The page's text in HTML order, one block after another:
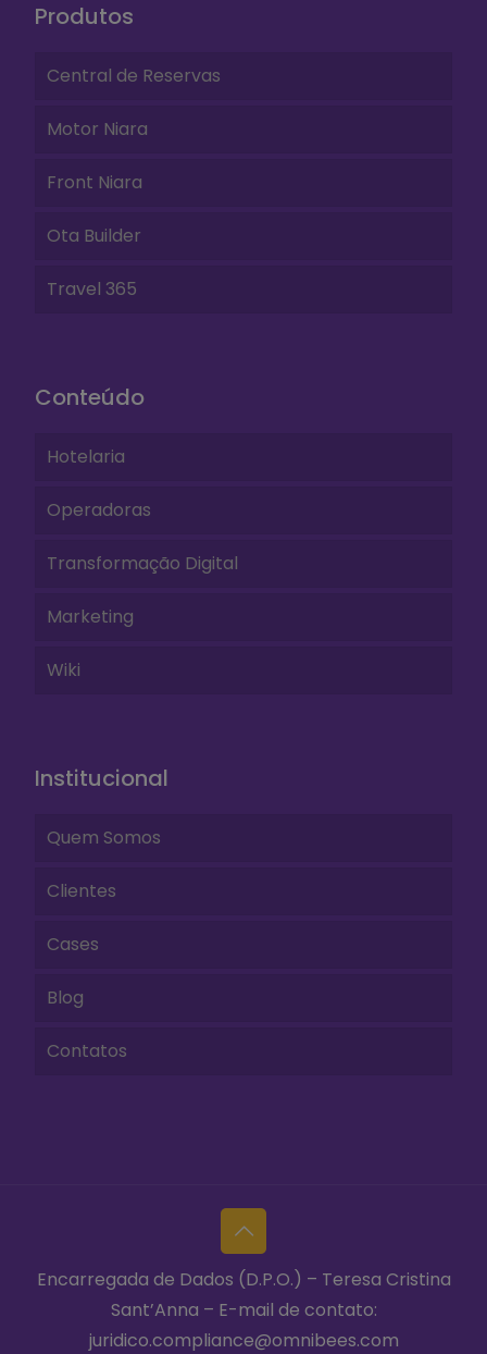
Produtos
Central de Reservas
Motor Niara
Front Niara
Ota Builder
Travel 365
Conteúdo
Hotelaria
Operadoras
Transformação Digital
Marketing
Wiki
Institucional
Quem Somos
Clientes
Cases
Blog
Contatos
Encarregada de Dados (D.P.O.) – Teresa Cristina
Sant’Anna – E-mail de contato:
juridico.compliance@omnibees.com